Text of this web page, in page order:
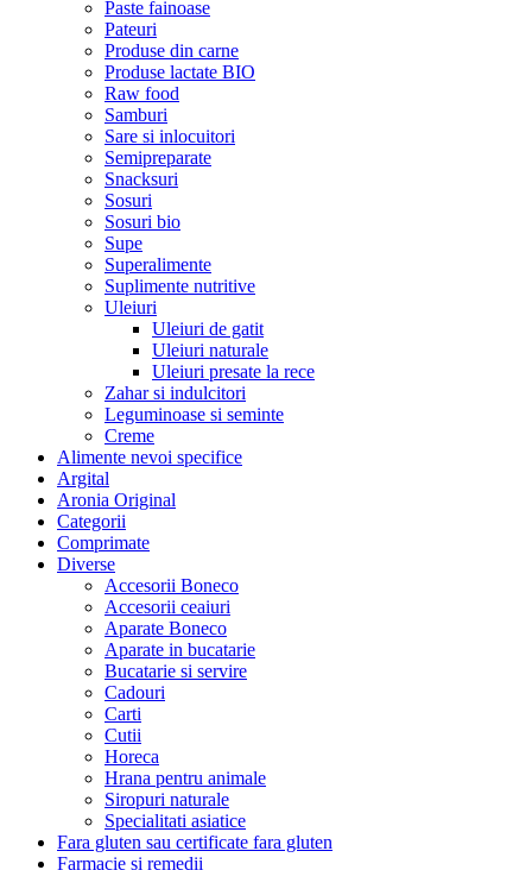
Paste fainoase
Pateuri
Produse din carne
Produse lactate BIO
Raw food
Samburi
Sare si inlocuitori
Semipreparate
Snacksuri
Sosuri
Sosuri bio
Supe
Superalimente
Suplimente nutritive
Uleiuri
Uleiuri de gatit
Uleiuri naturale
Uleiuri presate la rece
Zahar si indulcitori
Leguminoase si seminte
Creme
Alimente nevoi specifice
Argital
Aronia Original
Categorii
Comprimate
Diverse
Accesorii Boneco
Accesorii ceaiuri
Aparate Boneco
Aparate in bucatarie
Bucatarie si servire
Cadouri
Carti
Cutii
Horeca
Hrana pentru animale
Siropuri naturale
Specialitati asiatice
Fara gluten sau certificate fara gluten
Farmacie si remedii